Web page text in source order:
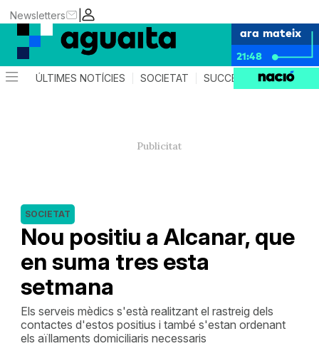
|
Newsletters
ara mateix
21:48
ÚLTIMES NOTÍCIES SOCIETAT SUCCESSOS AGENDA
Nou positiu a Alcanar, que
en suma tres esta
setmana
SOCIETAT
Els serveis mèdics s'està realitzant el rastreig dels
contactes d'estos positius i també s'estan ordenant
els aïllaments domiciliaris necessaris